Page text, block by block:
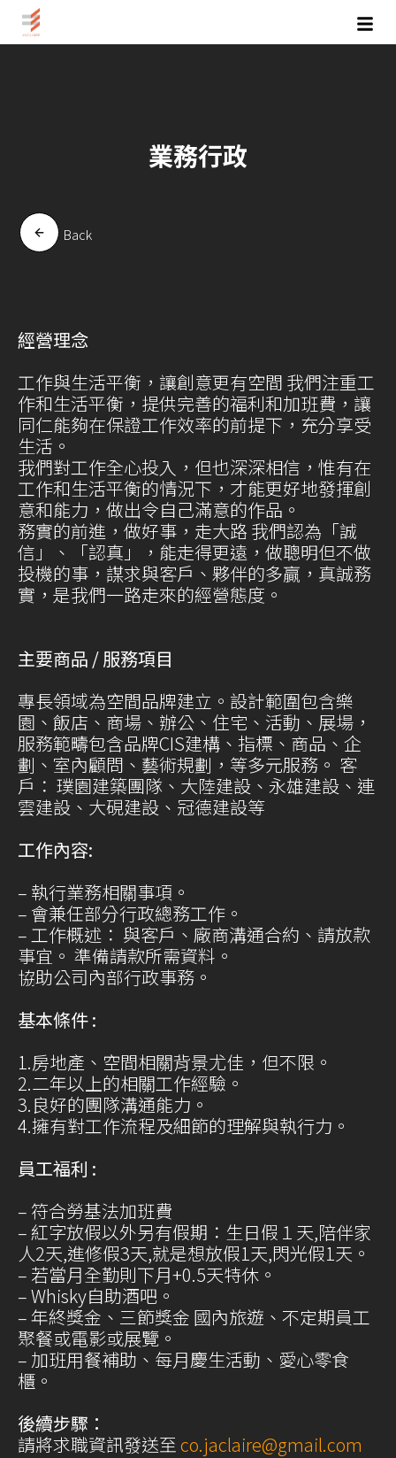
業務行政
Back
經營理念
工作與生活平衡，讓創意更有空間 我們注重工
作和生活平衡，提供完善的福利和加班費，讓
同仁能夠在保證工作效率的前提下，充分享受
生活。
我們對工作全心投入，但也深深相信，惟有在
工作和生活平衡的情況下，才能更好地發揮創
意和能力，做出令自己滿意的作品。
務實的前進，做好事，走大路 我們認為「誠
信」、「認真」，能走得更遠，做聰明但不做
投機的事，謀求與客戶、夥伴的多贏，真誠務
實，是我們一路走來的經營態度。
主要商品 / 服務項目
專長領域為空間品牌建立。設計範圍包含樂
園、飯店、商場、辦公、住宅、活動、展場，
服務範疇包含品牌CIS建構、指標、商品、企
劃、室內顧問、藝術規劃，等多元服務。 客
戶： 璞園建築團隊、大陸建設、永雄建設、連
雲建設、大硯建設、冠德建設等
工作內容:
– 執行業務相關事項。
– 會兼任部分行政總務工作。
– 工作概述： 與客戶、廠商溝通合約、請放款
事宜。 準備請款所需資料。
協助公司內部行政事務。
基本條件 :
1.房地產、空間相關背景尤佳，但不限。
2.二年以上的相關工作經驗。
3.良好的團隊溝通能力。
4.擁有對工作流程及細節的理解與執行力。
員工福利 :
– 符合勞基法加班費
– 紅字放假以外另有假期：生日假１天,陪伴家
人2天,進修假3天,就是想放假1天,閃光假1天。
– 若當月全勤則下月+0.5天特休。
– Whisky自助酒吧。
– 年終獎金、三節獎金 國內旅遊、不定期員工
聚餐或電影或展覽。
– 加班用餐補助、每月慶生活動、愛心零食
櫃。
後續步驟：
請將求職資訊發送至co.jaclaire@gmail.com